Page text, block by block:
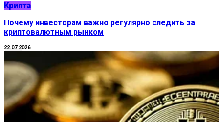
Крипта
Почему инвесторам важно регулярно следить за
криптовалютным рынком
22.07.2026